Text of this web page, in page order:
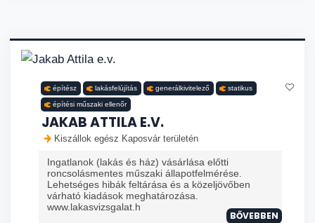
építész lakásfelújítás generálkivitelező statikus
építési műszaki ellenőr
JAKAB ATTILA E.V.
Kiszállok egész Kaposvár területén
Ingatlanok (lakás és ház) vásárlása előtti
roncsolásmentes műszaki állapotfelmérése.
Lehetséges hibák feltárása és a közeljövőben
várható kiadások meghatározása.
www.lakasvizsgalat.h
BŐVEBBEN